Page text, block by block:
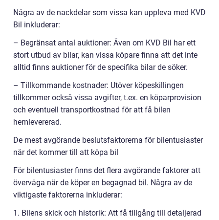
Några av de nackdelar som vissa kan uppleva med KVD
Bil inkluderar:
– Begränsat antal auktioner: Även om KVD Bil har ett
stort utbud av bilar, kan vissa köpare finna att det inte
alltid finns auktioner för de specifika bilar de söker.
– Tillkommande kostnader: Utöver köpeskillingen
tillkommer också vissa avgifter, t.ex. en köparprovision
och eventuell transportkostnad för att få bilen
hemlevererad.
De mest avgörande beslutsfaktorerna för bilentusiaster
när det kommer till att köpa bil
För bilentusiaster finns det flera avgörande faktorer att
överväga när de köper en begagnad bil. Några av de
viktigaste faktorerna inkluderar:
1. Bilens skick och historik: Att få tillgång till detaljerad